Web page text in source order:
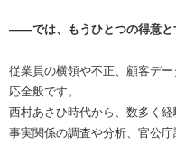
――では、もうひとつの得意と
従業員の横領や不正、顧客デ
応全般です。
西村あさひ時代から、数多く経
事実関係の調査や分析、官公